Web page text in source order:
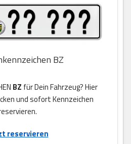
BZ
BZ für Dein Fahrzeug? Hier
und sofort Kennzeichen
reservieren